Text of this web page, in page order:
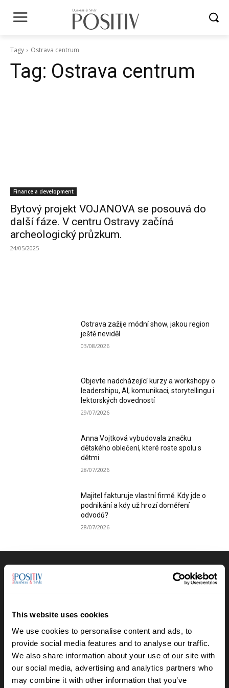
This website uses cookies
We use cookies to personalise content and ads, to
provide social media features and to analyse our traffic.
We also share information about your use of our site with
our social media, advertising and analytics partners who
may combine it with other information that you’ve
Tagy Ostrava centrum
Tag: Ostrava centrum
Finance a development
Bytový projekt VOJANOVA se posouvá do
další fáze. V centru Ostravy začíná
archeologický průzkum.
24/05/2025
Ostrava zažije módní show, jakou region
ještě neviděl
03/08/2026
Objevte nadcházející kurzy a workshopy o
leadershipu, AI, komunikaci, storytellingu i
lektorských dovedností
29/07/2026
Anna Vojtková vybudovala značku
dětského oblečení, které roste spolu s
dětmi
28/07/2026
Majitel fakturuje vlastní firmě. Kdy jde o
podnikání a kdy už hrozí doměření
odvodů?
28/07/2026
Výběr redakce
dětského oblečení, které roste spolu s
dětmi
28/07/2026
Lucie Romanovská buduje v Beskydech
sad pro samosběr
16/07/2026